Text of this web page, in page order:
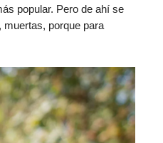
popular. Pero de ahí se
muertas, porque para